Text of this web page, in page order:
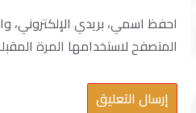
احفظ اسمي، بريدي الإلكتروني،
المتصفح لاستخدامها المرة